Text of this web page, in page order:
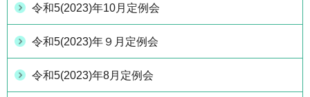
令和5(2023)年10月定例会
令和5(2023)年９月定例会
令和5(2023)年8月定例会